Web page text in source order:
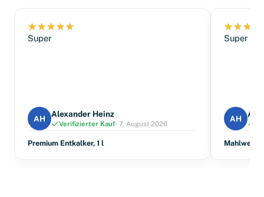
Super
AH Alexander Heinz
Verifizierter Kauf· 7. August 2026
Premium Entkalker, 1 l
Super
AH